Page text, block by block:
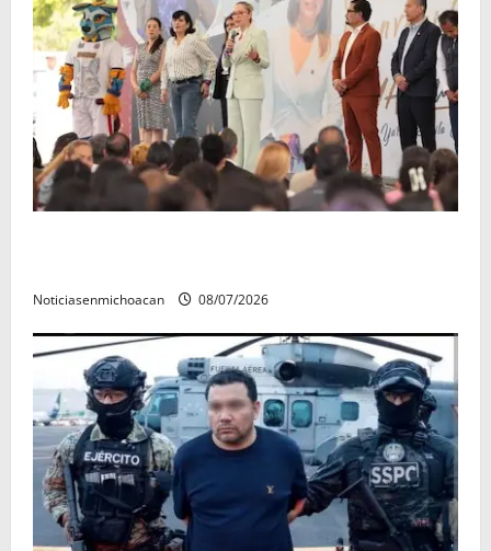
Noticiasenmichoacan 08/07/2026